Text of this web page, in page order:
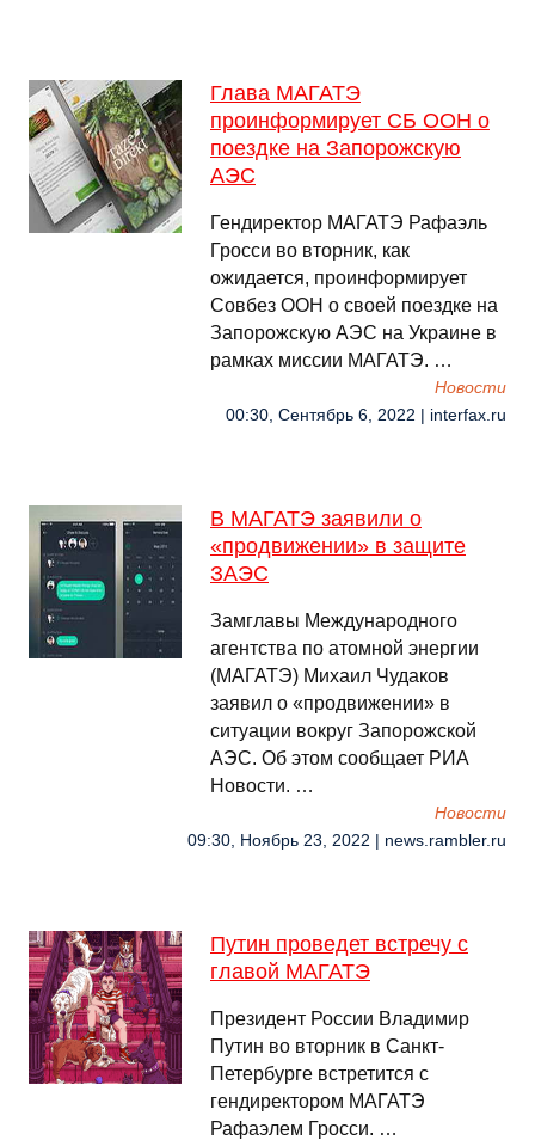
Глава МАГАТЭ
проинформирует СБ ООН о
поездке на Запорожскую
АЭС
Гендиректор МАГАТЭ Рафаэль
Гросси во вторник, как
ожидается, проинформирует
Совбез ООН о своей поездке на
Запорожскую АЭС на Украине в
рамках миссии МАГАТЭ. …
Новости
00:30, Сентябрь 6, 2022 | interfax.ru
В МАГАТЭ заявили о
«продвижении» в защите
ЗАЭС
Замглавы Международного
агентства по атомной энергии
(МАГАТЭ) Михаил Чудаков
заявил о «продвижении» в
ситуации вокруг Запорожской
АЭС. Об этом сообщает РИА
Новости. …
Новости
09:30, Ноябрь 23, 2022 | news.rambler.ru
Путин проведет встречу с
главой МАГАТЭ
Президент России Владимир
Путин во вторник в Санкт-
Петербурге встретится с
гендиректором МАГАТЭ
Рафаэлем Гросси. …